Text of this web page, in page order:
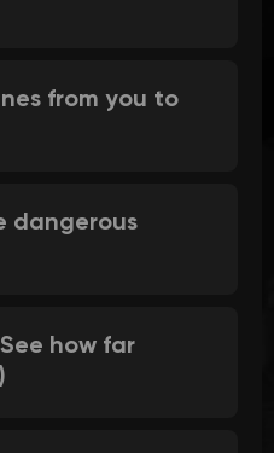
from you to
dangerous
how far